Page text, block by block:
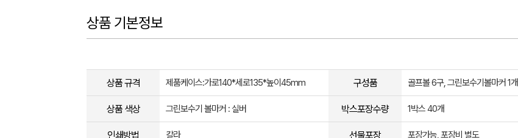
상품 기본정보
상품 규격 제품케이스:가로140*세로135*높이45mm 구성품 골프볼 6구, 그린보수기볼마커 1개
상품 색상 그린보수기 볼마커 : 실버 박스포장수량 1박스 40개
인쇄방법 칼라 선물포장 포장가능, 포장비 별도